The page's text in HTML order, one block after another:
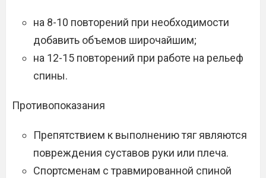
на 8-10 повторений при необходимости
добавить объемов широчайшим;
на 12-15 повторений при работе на рельеф
спины.
Противопоказания
Препятствием к выполнению тяг являются
повреждения суставов руки или плеча.
Спортсменам с травмированной спиной